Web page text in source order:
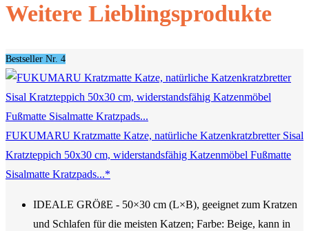
Weitere Lieblingsprodukte
Bestseller Nr. 4
FUKUMARU Kratzmatte Katze, natürliche Katzenkratzbretter Sisal
Kratzteppich 50x30 cm, widerstandsfähig Katzenmöbel Fußmatte
Sisalmatte Kratzpads...*
IDEALE GRÖßE - 50×30 cm (L×B), geeignet zum Kratzen
und Schlafen für die meisten Katzen; Farbe: Beige, kann in